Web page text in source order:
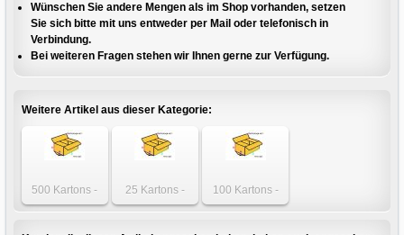
Wünschen Sie andere Mengen als im Shop vorhanden, setzen
Sie sich bitte mit uns entweder per Mail oder telefonisch in
Verbindung.
Bei weiteren Fragen stehen wir Ihnen gerne zur Verfügung.
Weitere Artikel aus dieser Kategorie:
500 Kartons -
Karton 260 x 170
25 Kartons -
Karton 260 x 170
100 Kartons -
Karton 260 x 170